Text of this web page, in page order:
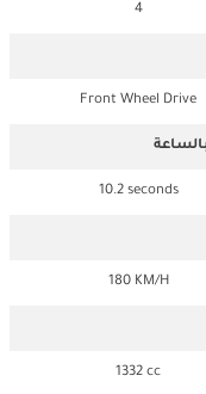
4
Front Wheel Drive
10.2 seconds
180 KM/H
1332 cc